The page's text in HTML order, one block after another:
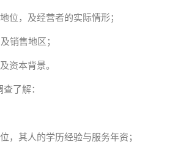
位，及经营者的实际情形；
销售地区；
资本背景。
了解：
，其人的学历经验与服务年资；